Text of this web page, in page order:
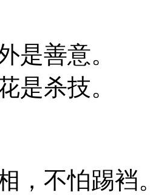
善意。
杀技。
不怕踢裆